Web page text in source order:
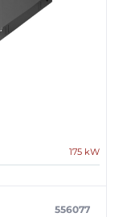
175 kW
556077